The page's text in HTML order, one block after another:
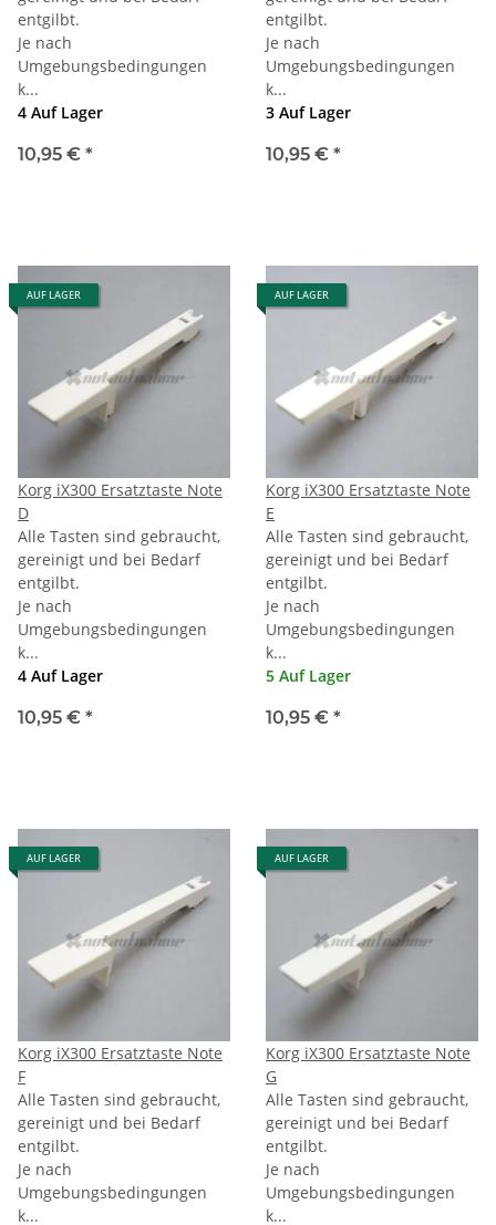
entgilbt.
Je nach
Umgebungsbedingungen
k...
4 Auf Lager
10,95 € *
entgilbt.
Je nach
Umgebungsbedingungen
k...
3 Auf Lager
10,95 € *
AUF LAGER
Korg iX300 Ersatztaste Note
D
Alle Tasten sind gebraucht,
gereinigt und bei Bedarf
entgilbt.
Je nach
Umgebungsbedingungen
k...
4 Auf Lager
10,95 € *
AUF LAGER
Korg iX300 Ersatztaste Note
E
Alle Tasten sind gebraucht,
gereinigt und bei Bedarf
entgilbt.
Je nach
Umgebungsbedingungen
k...
5 Auf Lager
10,95 € *
AUF LAGER
Korg iX300 Ersatztaste Note
F
Alle Tasten sind gebraucht,
gereinigt und bei Bedarf
entgilbt.
Je nach
Umgebungsbedingungen
k...
AUF LAGER
Korg iX300 Ersatztaste Note
G
Alle Tasten sind gebraucht,
gereinigt und bei Bedarf
entgilbt.
Je nach
Umgebungsbedingungen
k...